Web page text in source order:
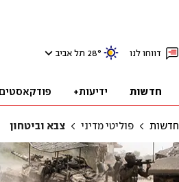
דווחו לנו 28° תל אביב
חדשות ידיעות+ פודקאסטים
חדשות פוליטי מדיני צבא וביטחון